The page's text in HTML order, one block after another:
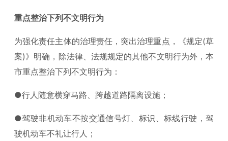
重点整治下列不文明行为
为强化责任主体的治理责任，突出治理重点，《规定(草
案)》明确，除法律、法规规定的其他不文明行为外，本
市重点整治下列不文明行为：
●行人随意横穿马路、跨越道路隔离设施；
●驾驶非机动车不按交通信号灯、标识、标线行驶，驾
驶机动车不礼让行人；